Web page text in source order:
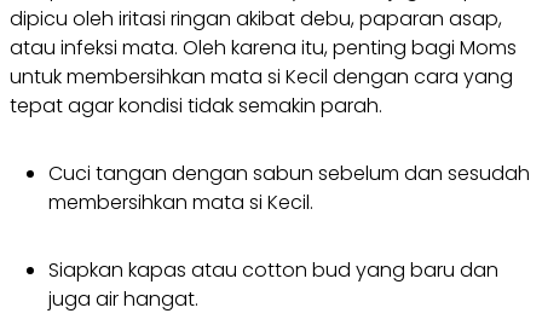
dipicu oleh iritasi ringan akibat debu, paparan asap,
atau infeksi mata. Oleh karena itu, penting bagi Moms
untuk membersihkan mata si Kecil dengan cara yang
tepat agar kondisi tidak semakin parah.
Cuci tangan dengan sabun sebelum dan sesudah
membersihkan mata si Kecil.
Siapkan kapas atau cotton bud yang baru dan
juga air hangat.